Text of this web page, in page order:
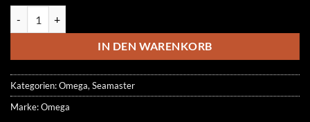
499.00 €269.00 €.
IN DEN WARENKORB
Kategorien:Omega, Seamaster
Marke:Omega